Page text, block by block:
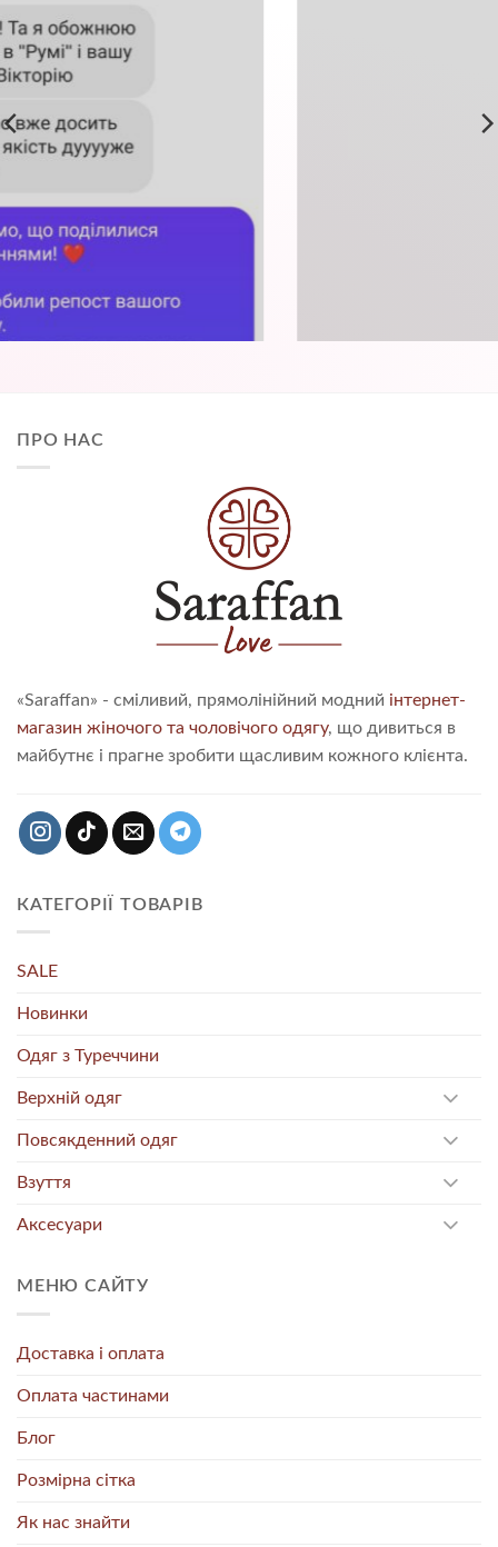
ПРО НАС
«Saraffan» - сміливий, прямолінійний модний інтернет-
магазин жіночого та чоловічого одягу, що дивиться в
майбутнє і прагне зробити щасливим кожного клієнта.
КАТЕГОРІЇ ТОВАРІВ
SALE
Новинки
Одяг з Туреччини
Верхній одяг
Повсякденний одяг
Взуття
Аксесуари
МЕНЮ САЙТУ
Доставка і оплата
Оплата частинами
Блог
Розмірна сітка
Як нас знайти